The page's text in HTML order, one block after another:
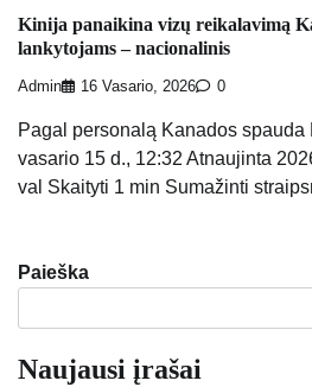
Kinija panaikina vizų reikalavimą
lankytojams – nacionalinis
Admin 16 Vasario, 2026 0
Pagal personalą Kanados spauda
vasario 15 d., 12:32 Atnaujinta
val Skaityti 1 min Sumažinti
Paieška
Naujausi įrašai